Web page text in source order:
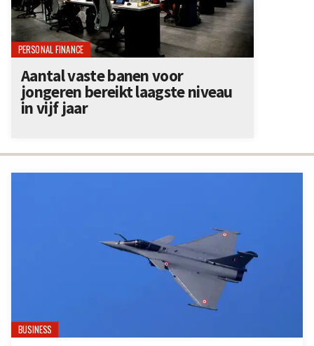
BUSINESS
PERSONAL FINANCE
Aantal vaste banen voor
jongeren bereikt laagste niveau
in vijf jaar